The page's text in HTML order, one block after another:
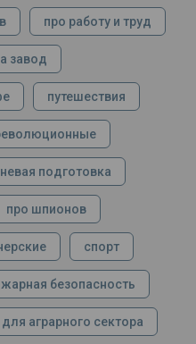
про работу и труд
завод
путешествия
подготовка
про шпионов
спорт
безопасность
для аграрного сектора